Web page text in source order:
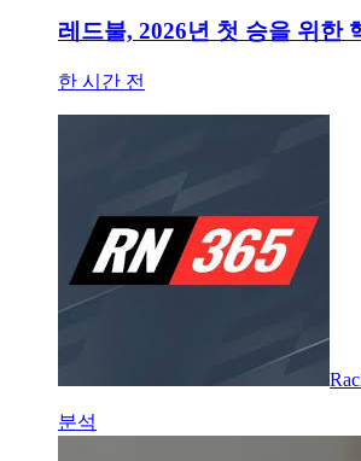
레드불, 2026년 첫 승을 위한
한 시간 전
분석